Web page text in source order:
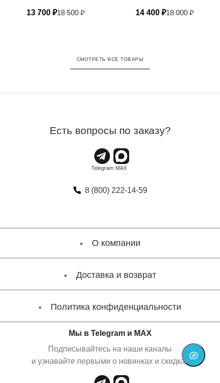
13 700 ₽18 500₽ 14 400 ₽18 000₽
СМОТРЕТЬ ВСЕ ТОВАРЫ
Есть вопросы по заказу?
8 (800) 222-14-59
О компании
Доставка и возврат
Политика конфиденциальности
Мы в Telegram и MAX
Подписывайтесь на наши каналы
и узнавайте первыми о новинках и скидках